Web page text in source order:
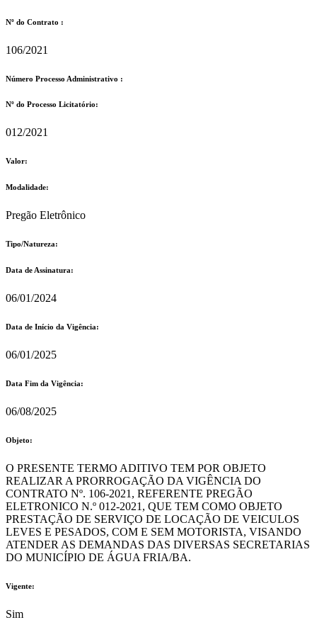
Nº do Contrato :
106/2021
Número Processo Administrativo :
Nº do Processo Licitatório:
012/2021
Valor:
Modalidade:
Pregão Eletrônico
Tipo/Natureza:
Data de Assinatura:
06/01/2024
Data de Início da Vigência:
06/01/2025
Data Fim da Vigência:
06/08/2025
Objeto:
O PRESENTE TERMO ADITIVO TEM POR OBJETO
REALIZAR A PRORROGAÇÃO DA VIGÊNCIA DO
CONTRATO Nº. 106-2021, REFERENTE PREGÃO
ELETRONICO N.º 012-2021, QUE TEM COMO OBJETO
PRESTAÇÃO DE SERVIÇO DE LOCAÇÃO DE VEICULOS
LEVES E PESADOS, COM E SEM MOTORISTA, VISANDO
ATENDER AS DEMANDAS DAS DIVERSAS SECRETARIAS
DO MUNICÍPIO DE ÁGUA FRIA/BA.
Vigente:
Sim